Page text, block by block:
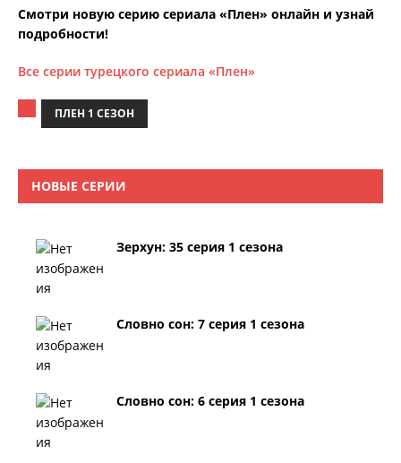
Смотри новую серию сериала «Плен» онлайн и узнай
подробности!
Все серии турецкого сериала «Плен»
ПЛЕН 1 СЕЗОН
НОВЫЕ СЕРИИ
Зерхун: 35 серия 1 сезона
Словно сон: 7 серия 1 сезона
Словно сон: 6 серия 1 сезона